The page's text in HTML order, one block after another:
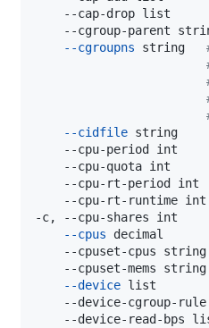
--cap-drop
--cgroup-parent
--cgroupns string
--cidfile
--cpu-
--cpu-quota
--cpu-rt-
--cpu-rt-
-c, --cpu-
--cpus
--cpuset-cpus
--cpuset-mems
--device
--device-cgroup-
--device-read-